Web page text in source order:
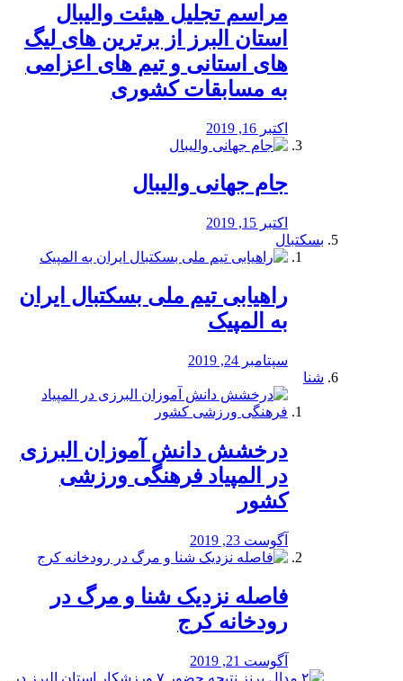
مراسم تجلیل هیئت والیبال
استان البرز از برترین های لیگ
های استانی و تیم های اعزامی
به مسابقات کشوری
اکتبر 16, 2019
جام جهانی والیبال
اکتبر 15, 2019
بسکتبال
راهیابی تیم ملی بسکتبال ایران
به المپیک
سپتامبر 24, 2019
شنا
درخشش دانش آموزان البرزی
در المپیاد فرهنگی ورزشی
کشور
آگوست 23, 2019
️فاصله نزدیک شنا و مرگ در
رودخانه کرج
آگوست 21, 2019